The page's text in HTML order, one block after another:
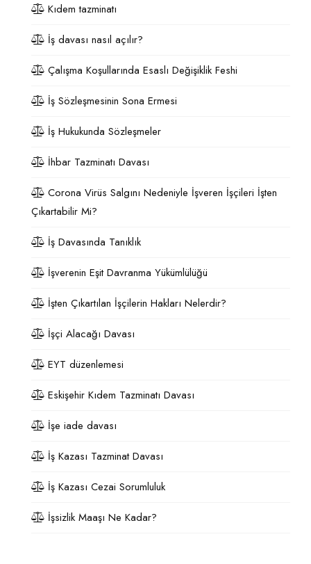
Kıdem tazminatı
İş davası nasıl açılır?
Çalışma Koşullarında Esaslı Değişiklik Feshi
İş Sözleşmesinin Sona Ermesi
İş Hukukunda Sözleşmeler
İhbar Tazminatı Davası
Corona Virüs Salgını Nedeniyle İşveren İşçileri İşten
Çıkartabilir Mi?
İş Davasında Tanıklık
İşverenin Eşit Davranma Yükümlülüğü
İşten Çıkartılan İşçilerin Hakları Nelerdir?
İşçi Alacağı Davası
EYT düzenlemesi
Eskişehir Kıdem Tazminatı Davası
İşe iade davası
İş Kazası Tazminat Davası
İş Kazası Cezai Sorumluluk
İşsizlik Maaşı Ne Kadar?